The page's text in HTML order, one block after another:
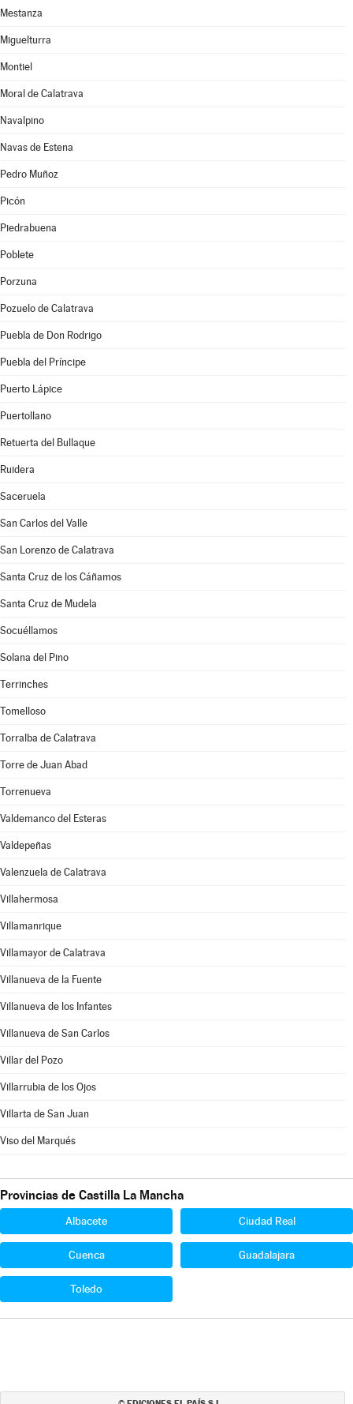
Mestanza
Miguelturra
Montiel
Moral de Calatrava
Navalpino
Navas de Estena
Pedro Muñoz
Picón
Piedrabuena
Poblete
Porzuna
Pozuelo de Calatrava
Puebla de Don Rodrigo
Puebla del Príncipe
Puerto Lápice
Puertollano
Retuerta del Bullaque
Ruidera
Saceruela
San Carlos del Valle
San Lorenzo de Calatrava
Santa Cruz de los Cáñamos
Santa Cruz de Mudela
Socuéllamos
Solana del Pino
Terrinches
Tomelloso
Torralba de Calatrava
Torre de Juan Abad
Torrenueva
Valdemanco del Esteras
Valdepeñas
Valenzuela de Calatrava
Villahermosa
Villamanrique
Villamayor de Calatrava
Villanueva de la Fuente
Villanueva de los Infantes
Villanueva de San Carlos
Villar del Pozo
Villarrubia de los Ojos
Villarta de San Juan
Viso del Marqués
Provincias de Castilla La Mancha
Albacete Ciudad Real
Cuenca Guadalajara
Toledo